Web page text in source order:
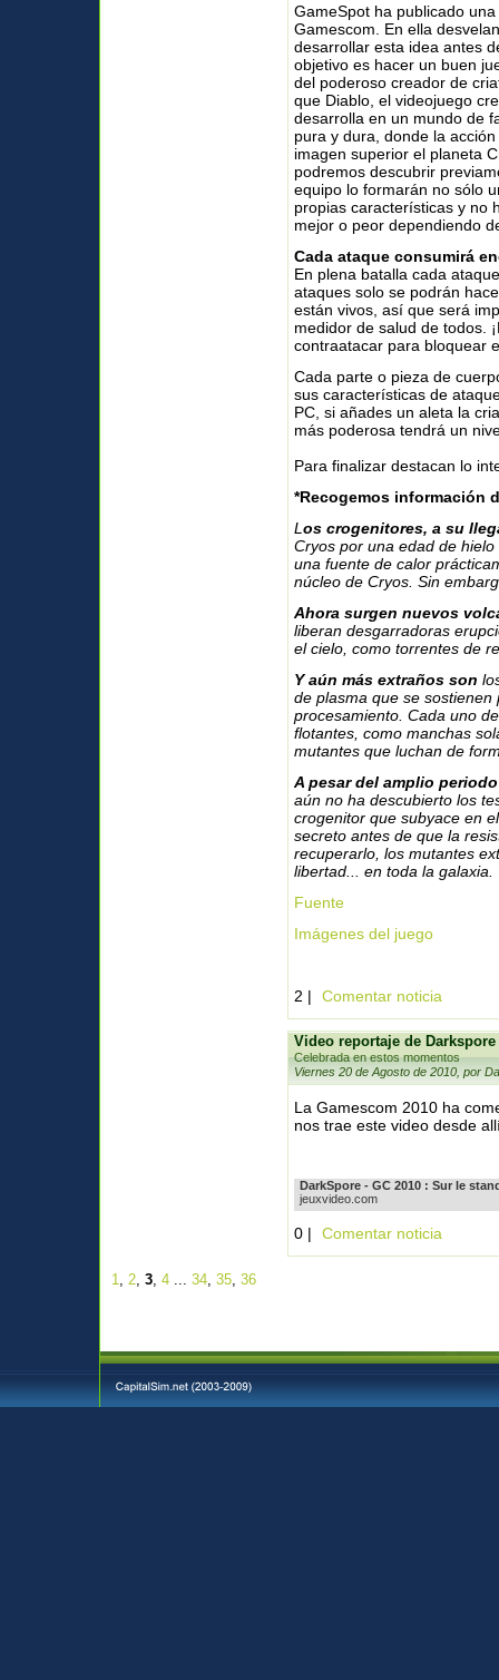
GameSpot ha publicado
Gamescom. En ella
desarrollar esta idea antes
objetivo es hacer un buen
del poderoso creador de
que Diablo, el videojuego
desarrolla en un mundo de
pura y dura, donde la
imagen superior el planeta
podremos descubrir
equipo lo formarán no sólo
propias características y no
mejor o peor dependiendo
Cada ataque consumirá
En plena batalla cada
ataques solo se podrán
están vivos, así que será
medidor de salud de todos.
contraatacar para bloquear
Cada parte o pieza de
sus características de
PC, si añades un aleta la
más poderosa tendrá un
Para finalizar destacan lo
*Recogemos información
L os crogenitores, a su
Cryos por una edad de
una fuente de calor
núcleo de Cryos. Sin
Ahora surgen nuevos
liberan desgarradoras
el cielo, como torrentes de
Y aún más extraños son
de plasma que se
procesamiento. Cada uno
flotantes, como manchas
mutantes que luchan de
A pesar del amplio
aún no ha descubierto los
crogenitor que subyace en
secreto antes de que la
recuperarlo, los mutantes
libertad... en toda la galaxia.
Fuente
Imágenes del juego
2 | Comentar noticia
Video reportaje de
Celebrada en estos momentos
Viernes 20 de Agosto de 2010, por
La Gamescom 2010 ha
nos trae este video desde
DarkSpore - GC 2010 : Sur le
jeuxvideo.com
0 | Comentar noticia
1, 2, 3, 4 ... 34, 35, 36